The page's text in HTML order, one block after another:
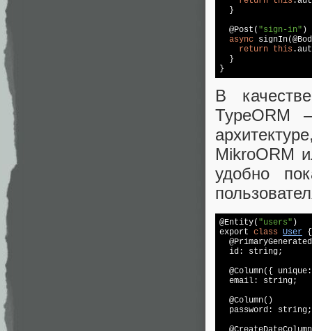
  }
  @Post(
"sign-in" )
async
return this
  }
В
TypeORM
MikroORM
удобно
@Entity( "users" )
export class User {
  id: string;
@Column({
  email: string;
  @Column()
  password: string;